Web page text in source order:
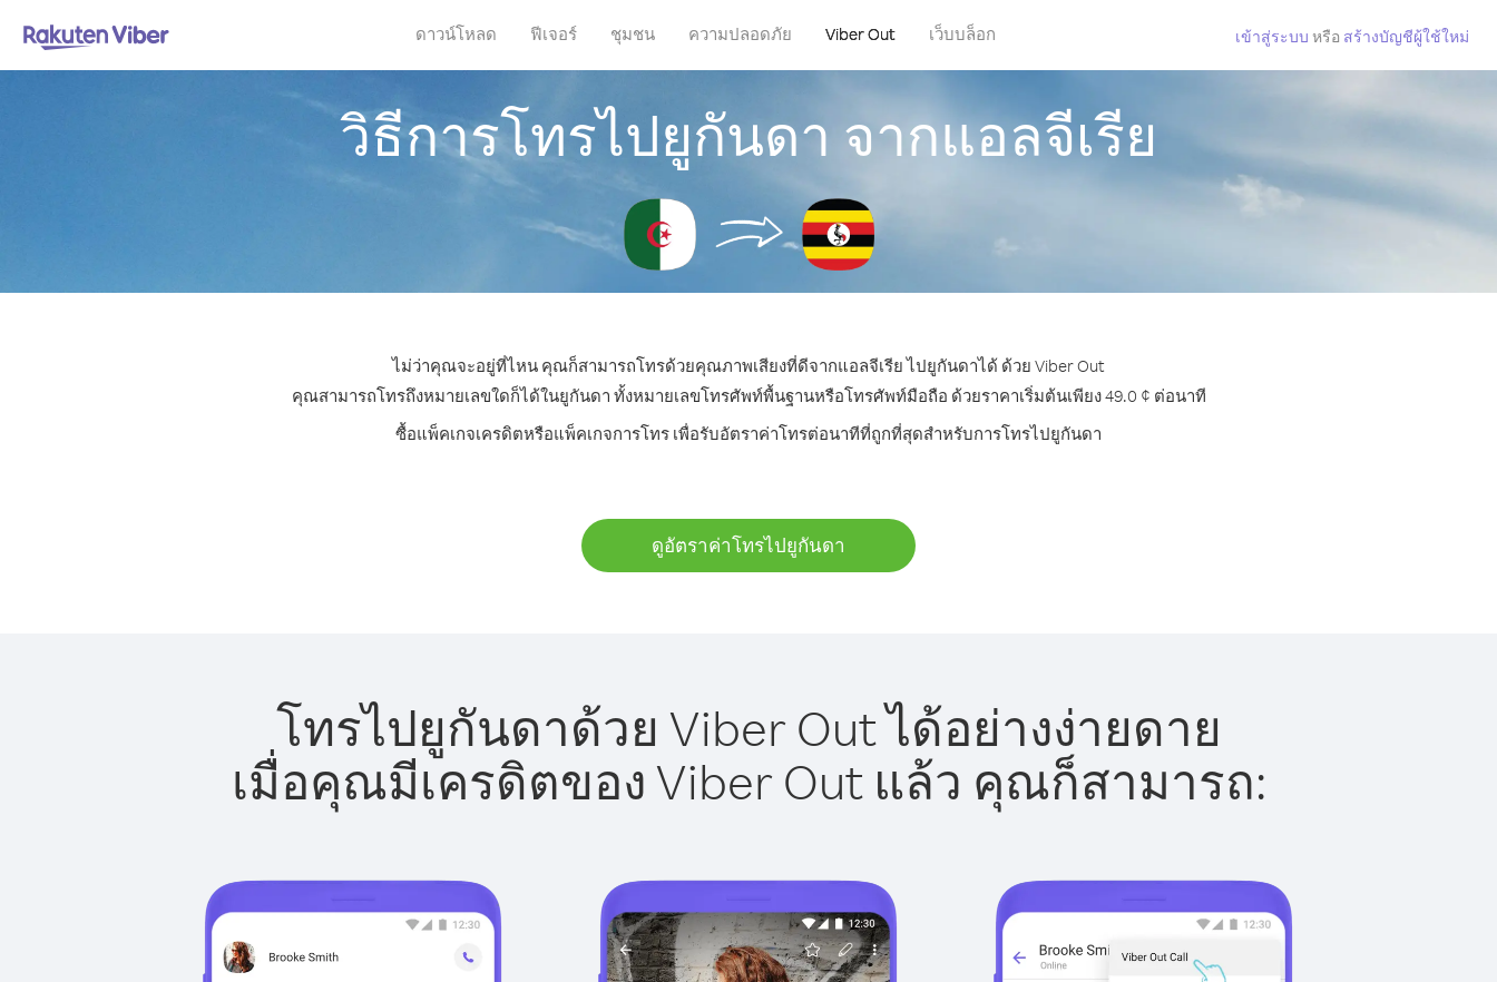
ดาวน์โหลด ฟีเจอร์ ชุมชน ความปลอดภัย Viber Out เว็บบล็อก เข้าสู่ระบบ หรือ สร้างบัญชีผู้ใช้ใหม่
วิธีการโทรไปยูกันดา จากแอลจีเรีย
ไม่ว่าคุณจะอยู่ที่ไหน คุณก็สามารถโทรด้วยคุณภาพเสียงที่ดีจากแอลจีเรีย ไปยูกันดาได้ ด้วย Viber Out
คุณสามารถโทรถึงหมายเลขใดก็ได้ในยูกันดา ทั้งหมายเลขโทรศัพท์พื้นฐานหรือโทรศัพท์มือถือ ด้วยราคาเริ่มต้นเพียง 49.0 ¢ ต่อนาที
ซื้อแพ็คเกจเครดิตหรือแพ็คเกจการโทร เพื่อรับอัตราค่าโทรต่อนาทีที่ถูกที่สุดสำหรับการโทรไปยูกันดา
ดูอัตราค่าโทรไปยูกันดา
โทรไปยูกันดาด้วย Viber Out ได้อย่างง่ายดาย
เมื่อคุณมีเครดิตของ Viber Out แล้ว คุณก็สามารถ: